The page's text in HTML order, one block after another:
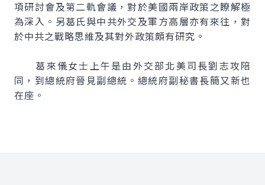
項研討會及第二軌會議，對於美國兩岸政策之瞭解極
為深入。另葛氏與中共外交及軍方高層亦有來往，對
於中共之戰略思維及其對外政策頗有研究。
葛來儀女士上午是由外交部北美司長劉志攻陪
同，到總統府晉見副總統。總統府副秘書長簡又新也
在座。